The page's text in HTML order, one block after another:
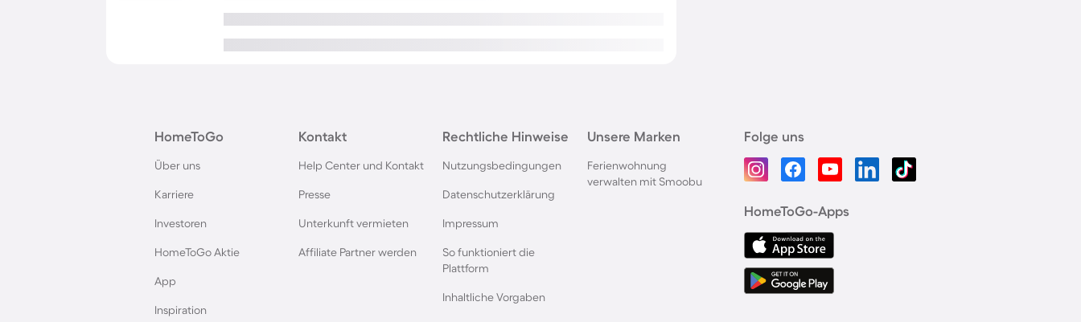
HomeToGo
Über uns
Karriere
Investoren
HomeToGo Aktie
App
Inspiration
Kontakt
Help Center und Kontakt
Presse
Unterkunft vermieten
Affiliate Partner werden
Rechtliche Hinweise
Nutzungsbedingungen
Datenschutzerklärung
Impressum
So funktioniert die
Plattform
Inhaltliche Vorgaben
Unsere Marken
Ferienwohnung
verwalten mit Smoobu
Folge uns
HomeToGo-Apps